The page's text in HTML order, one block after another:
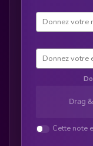
Drag
Cette note